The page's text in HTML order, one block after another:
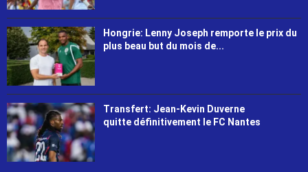
Hongrie: Lenny Joseph remporte le prix du
plus beau but du mois de...
Transfert: Jean-Kevin Duverne
quitte définitivement le FC Nantes